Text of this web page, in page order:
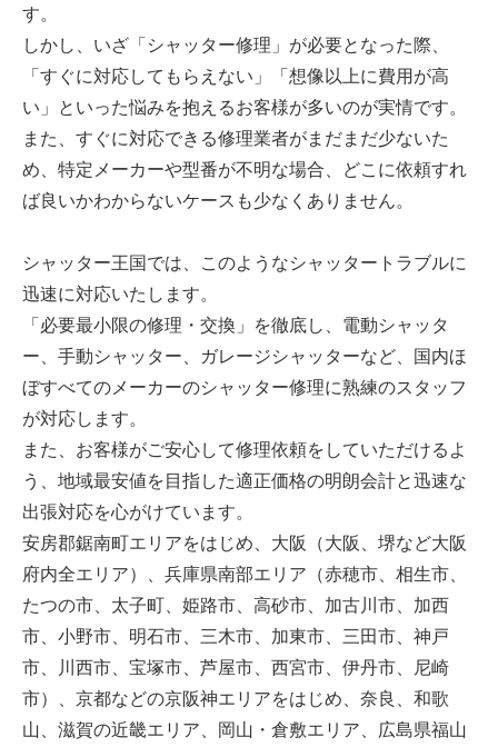
す。
しかし、いざ「シャッター修理」が必要となった際、
「すぐに対応してもらえない」「想像以上に費用が高
い」といった悩みを抱えるお客様が多いのが実情です。
また、すぐに対応できる修理業者がまだまだ少ないた
め、特定メーカーや型番が不明な場合、どこに依頼すれ
ば良いかわからないケースも少なくありません。
シャッター王国では、このようなシャッタートラブルに
迅速に対応いたします。
「必要最小限の修理・交換」を徹底し、電動シャッタ
ー、手動シャッター、ガレージシャッターなど、国内ほ
ぼすべてのメーカーのシャッター修理に熟練のスタッフ
が対応します。
また、お客様がご安心して修理依頼をしていただけるよ
う、地域最安値を目指した適正価格の明朗会計と迅速な
出張対応を心がけています。
安房郡鋸南町エリアをはじめ、大阪（大阪、堺など大阪
府内全エリア）、兵庫県南部エリア（赤穂市、相生市、
たつの市、太子町、姫路市、高砂市、加古川市、加西
市、小野市、明石市、三木市、加東市、三田市、神戸
市、川西市、宝塚市、芦屋市、西宮市、伊丹市、尼崎
市）、京都などの京阪神エリアをはじめ、奈良、和歌
山、滋賀の近畿エリア、岡山・倉敷エリア、広島県福山